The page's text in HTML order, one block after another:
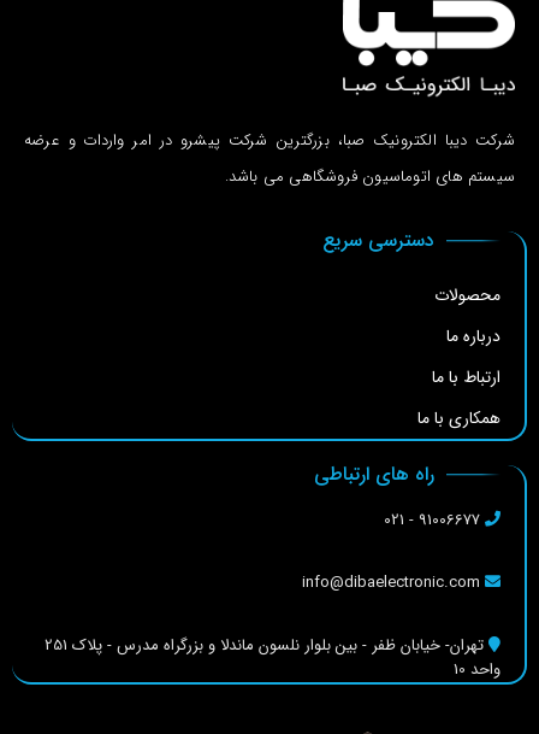
شرکت دیبا الکترونیک صبا، بزرگترین شرکت پیشرو در امر واردات و عرضه
سیستم های اتوماسیون فروشگاهی می باشد.
دسترسی سریع
محصولات
درباره ما
ارتباط با ما
همکاری با ما
راه های ارتباطی
تهران- خیابان ظفر - بین بلوار نلسون ماندلا و بزرگراه مدرس - پلاک 251
واحد 10